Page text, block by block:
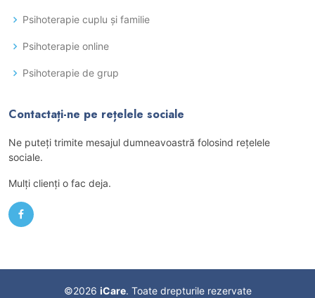
Psihoterapie cuplu și familie
Psihoterapie online
Psihoterapie de grup
Contactați-ne pe rețelele sociale
Ne puteţi trimite mesajul dumneavoastră folosind reţelele
sociale.
Mulţi clienţi o fac deja.
©2026 iCare. Toate drepturile rezervate